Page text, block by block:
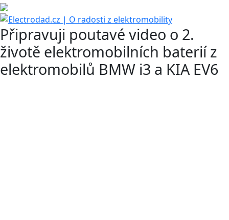
Připravuji poutavé video o 2.
životě elektromobilních baterií z
elektromobilů BMW i3 a KIA EV6